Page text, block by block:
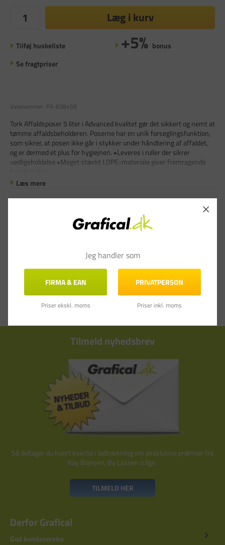
Læg i kurv
Tilføj huskeliste +5% bonus
Se fragtpriser
Varenummer: PA-698458
Tork Affaldsposer 5 liter i Advanced kvalitet gør det sikkert og nemt at
tømme affaldsbeholderen. Poserne har en unik forseglingsfunktion,
som sikrer, at posen ikke går i stykker under håndtering af affaldet,
og er dermed et plus for hygiejnen. •Leveres i ruller der sikrer
vedligeholdelse •Meget stærkt LDPE-materiale giver fremragende
Læs mere
Tilmeld nyhedsbrev
Så deltager du hvert kvartal i lodtrækning om eksklusive præmier fra
Kay Bojesen, By Lassen o.lign.
TILMELD HER
Derfor Grafical
God kundeservice
Jeg handler som
FIRMA & EAN
Priser ekskl. moms
PRIVATPERSON
Priser inkl. moms